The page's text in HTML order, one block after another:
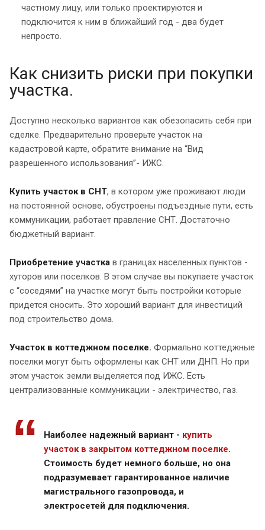
частному лицу, или только проектируются и
подключится к ним в ближайший год - два будет
непросто.
Как снизить риски при покупки
участка.
Доступно несколько вариантов как обезопасить себя при
сделке. Предварительно проверьте участок на
кадастровой карте, обратите внимание на “Вид
разрешенного использования”- ИЖС.
Купить участок в СНТ, в котором уже проживают люди
на постоянной основе, обустроены подъездные пути, есть
коммуникации, работает правление СНТ. Достаточно
бюджетный вариант.
Приобретение участка в границах населенных пунктов -
хуторов или поселков. В этом случае вы покупаете участок
с “соседями” на участке могут быть постройки которые
придется сносить. Это хороший вариант для инвестиций
под строительство дома.
Участок в коттеджном поселке. Формально коттеджные
поселки могут быть оформлены как СНТ или ДНП. Но при
этом участок земли выделяется под ИЖС. Есть
централизованные коммуникации - электричество, газ.
Наиболее надежный вариант - купить
участок в закрытом коттеджном поселке.
Стоимость будет немного больше, но она
подразумевает гарантированное наличие
магистрального газопровода, и
электросетей для подключения.